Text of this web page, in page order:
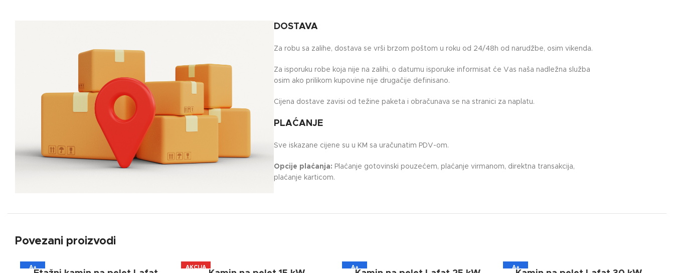
DOSTAVA
Za robu sa zalihe, dostava se vrši brzom poštom u roku od 24/48h od narudžbe, osim vikenda.
Za isporuku robe koja nije na zalihi, o datumu isporuke informisat će Vas naša nadležna služba
osim ako prilikom kupovine nije drugačije definisano.
Cijena dostave zavisi od težine paketa i obračunava se na stranici za naplatu.
PLAĆANJE
Sve iskazane cijene su u KM sa uračunatim PDV-om.
Opcije plaćanja: Plaćanje gotovinski pouzećem, plaćanje virmanom, direktna transakcija,
plaćanje karticom.
Povezani proizvodi
A+ AKCIJA A+ A+